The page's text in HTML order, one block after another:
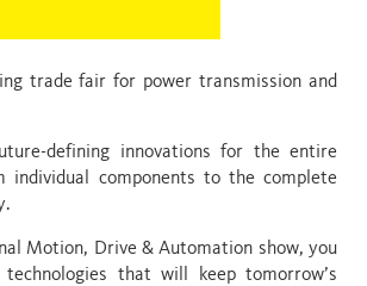
trade fair for power transmission and
defining innovations for the entire
individual components to the complete
Motion, Drive & Automation show, you
that will keep tomorrow’s